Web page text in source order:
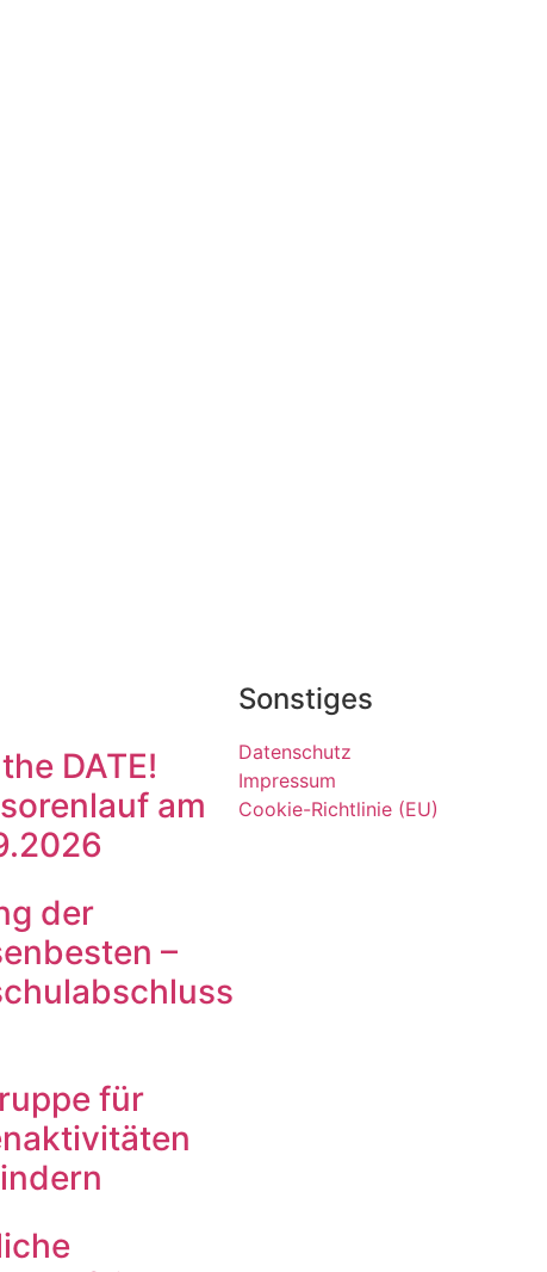
DATE!
am
der
–
für
Sonstiges
Datenschutz
Impressum
Cookie-Richtlinie (EU)